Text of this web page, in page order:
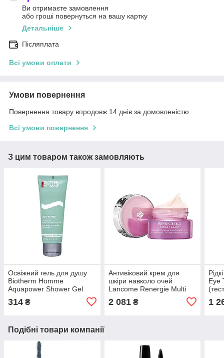
Ви отримаєте замовлення
або гроші повернуться на вашу картку
Детальніше
Післяплата
Всі умови оплати
Умови повернення
Повернення товару впродовж 14 днів за домовленістю
Всі умови повернення
З цим товаром також замовляють
Освіжний гель для душу
Biotherm Homme
Aquapower Shower Gel
314 ₴
Антивіковий крем для
шкіри навколо очей
Lancome Renergie Multi
(3614272524200)
2 081₴
Eye
1
Подібні товари компанії